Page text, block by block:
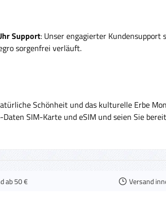
Support: Unser engagierter
sorgenfrei verläuft.
Schönheit und das kulturelle Erbe
SIM-Karte und eSIM und seien Sie
ab 50 € Versand